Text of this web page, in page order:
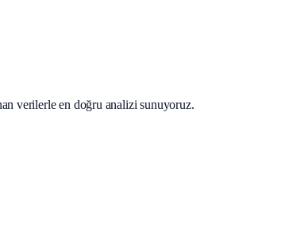
verilerle en doğru analizi sunuyoruz.